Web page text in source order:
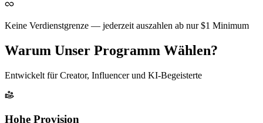
Keine Verdienstgrenze — jederzeit auszahlen ab nur $1 Minimum
Warum Unser Programm Wählen?
Entwickelt für Creator, Influencer und KI-Begeisterte
Hohe Provision